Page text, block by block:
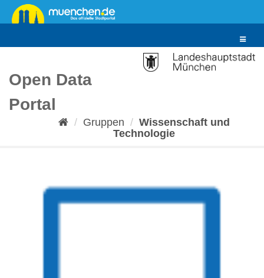
Überspringen
zum
Toggle
Open Data
Portal
Gruppen
Wissenschaft und
Technologie